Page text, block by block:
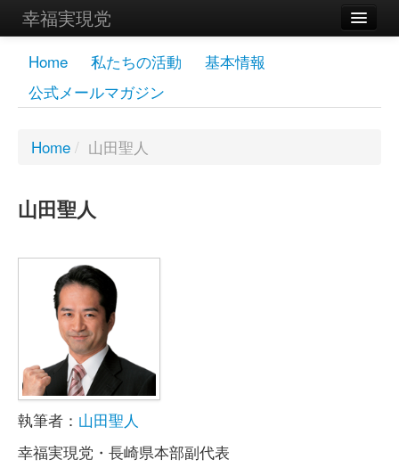
幸福実現党
メンバーズページ
党員
幸福の科学グループ
Home 私たちの活動
基本情報
公式メールマガジン
Home / 山田聖人
山田聖人
執筆者： 山田聖人
幸福実現党・長崎県本部副代表